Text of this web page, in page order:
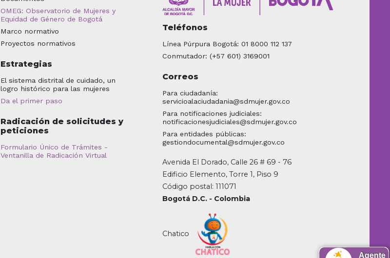
OMEG: Observatorio de Mujeres y
Equidad de Género de Bogotá
Marco normativo
Proyectos normativos
Estrategias
El sistema distrital de cuidado, un
logro histórico para las mujeres
Da el primer paso
Radicación de solicitudes y
peticiones
Formulario Único de Trámites -
Ventanilla de Radicación Virtual
Teléfonos
Línea Púrpura Bogotá: 01 8000 112 137
Conmutador: (+57 601) 3169001
Correos
Para ciudadanía:
servicioalaciudadania@sdmujer.gov.co
Para notificaciones judiciales:
notificacionesjudiciales@sdmujer.gov.co
Para entidades públicas:
gestiondocumental@sdmujer.gov.co
Avenida El Dorado, Calle 26 # 69 - 76
Edificio Elemento, Torre 1, Piso 9
Código postal: 111071
Bogotá D.C. - Colombia
Chatico
Agente